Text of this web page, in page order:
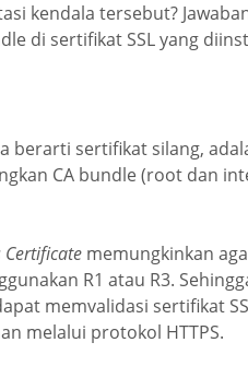
kendala tersebut?
di sertifikat SSL yang
berarti sertifikat silang,
CA bundle (root dan
Certificate memungkinkan
R1 atau R3.
memvalidasi sertifikat
melalui protokol HTTPS.